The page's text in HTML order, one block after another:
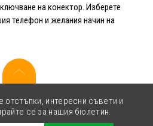
на конектор. Изберете
телефон и желания начин на
отстъпки, интересни съвети и
се за нашия бюлетин.